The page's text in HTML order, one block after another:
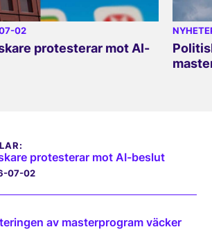
02
protesterar mot AI-
protesterar mot AI-beslut
07-02
av masterprogram väcker